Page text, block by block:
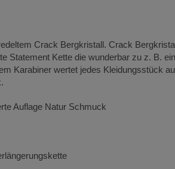
Crack Bergkristall. Crack
Statement Kette die wunderbar zu z. B.
Karabiner wertet jedes Kleidungsstück
Auflage Natur Schmuck